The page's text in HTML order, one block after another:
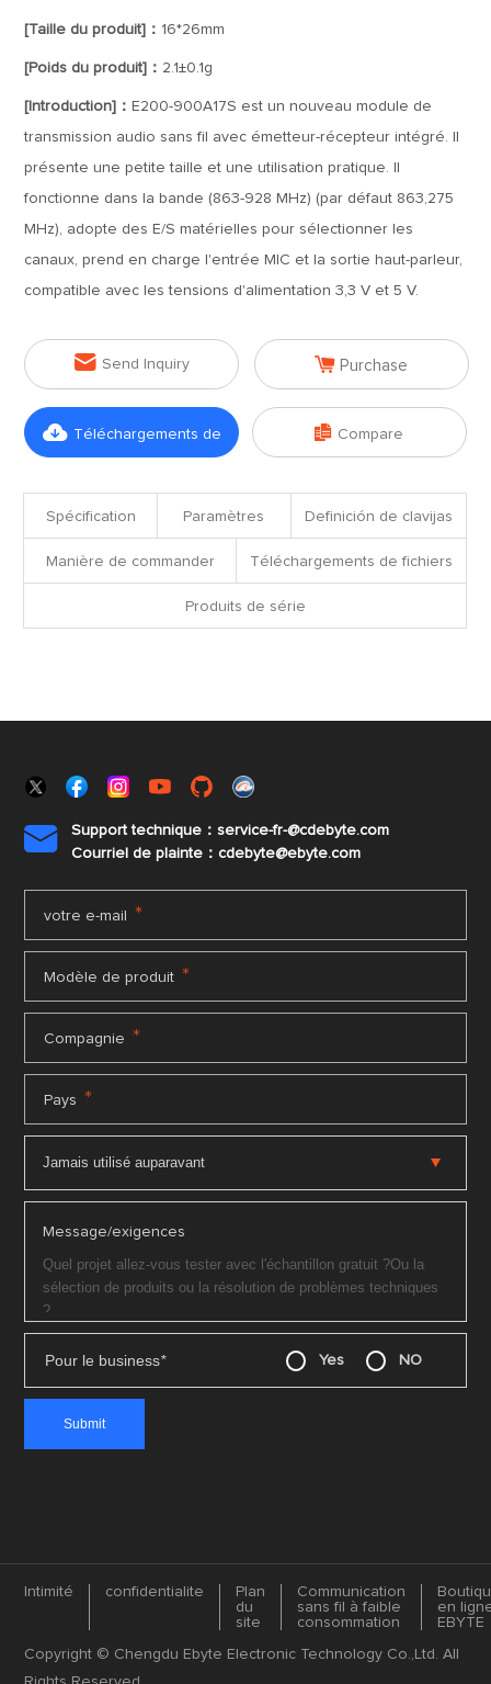
[Taille du produit]： 16*26mm
[Poids du produit]： 2.1±0.1g
[Introduction]： E200-900A17S est un nouveau module de
transmission audio sans fil avec émetteur-récepteur intégré. Il
présente une petite taille et une utilisation pratique. Il
fonctionne dans la bande (863-928 MHz) (par défaut 863,275
MHz), adopte des E/S matérielles pour sélectionner les
canaux, prend en charge l'entrée MIC et la sortie haut-parleur,
compatible avec les tensions d'alimentation 3,3 V et 5 V.
 Send Inquiry  Purchase
 Téléchargements de  Compare
Spécification Paramètres Definición de clavijas
Manière de commander Téléchargements de fichiers
Produits de série

Support technique：service-fr-@cdebyte.com
Courriel de plainte：cdebyte@ebyte.com
votre e-mail *
Modèle de produit *
Compagnie *
Pays *
Message/exigences
Pour le business* Yes NO
Intimité confidentialite
Plan
du
site
Communication
sans fil à faible
consommation
en
EBYTE
Copyright © Chengdu Ebyte Electronic Technology Co.,Ltd. All